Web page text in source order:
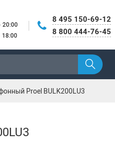
20:00
18:00
8 495 150-69-12
8 800 444-76-45
Proel BULK200LU3